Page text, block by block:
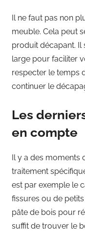
Il ne faut pas non
meuble. Cela peut
produit décapant. Il
large pour faciliter
respecter le temps
continuer le
Les
en compte
Il y a des moments
traitement
est par exemple le
fissures ou de
pâte de bois pour
suffit de trouver le